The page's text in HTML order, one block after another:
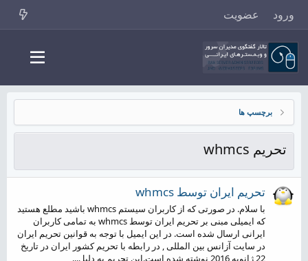
ورود عضویت
برچسپ ها
تحریم whmcs
تحریم ایران توسط whmcs
با سلام. در صورتی که از کاربران سیستم whmcs باشید مطلع هستید
که ایمیلی مبنی بر تحریم ایران توسط whmcs به تمامی کاربران
ایرانی ارسال شده است. در این ایمیل با توجه به قوانین تحریم ایران
در سایت آزانس بین المللی , در رابطه با تحریم کشور ایران در تاریخ
22 ژانویه 2016 نوشته شده است.این تحریم به دلیل...